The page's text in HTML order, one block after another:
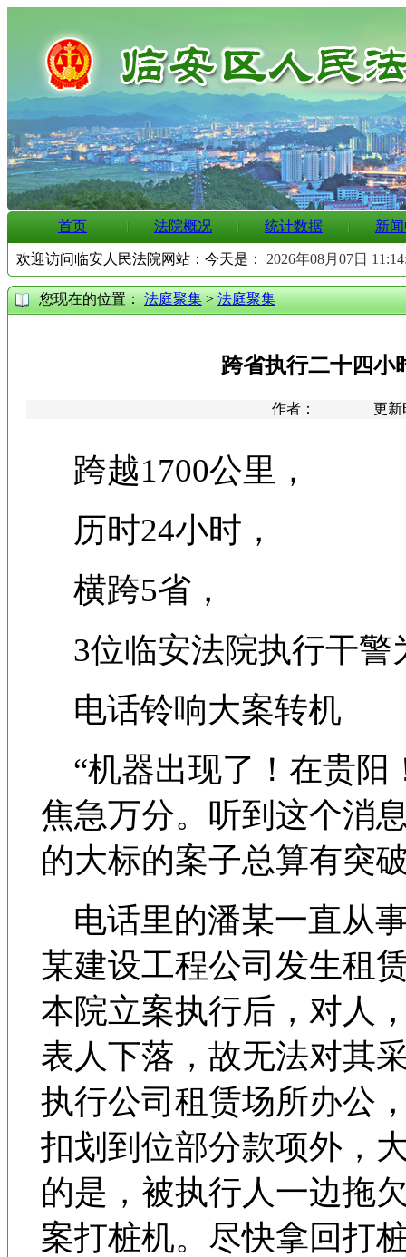
首页 法院概况 统计数据 新
欢迎访问临安人民法院网站：今天是： 2026年08月07日
您现在的位置：法庭聚集>法庭聚集
跨省执行二十四小
作者： 更新时间
跨越1700公里，
历时24小时，
横跨5省，
3位临安法院执行干警
电话铃响大案转机
“机器出现了！在贵阳
焦急万分。听到这个消
的大标的案子总算有突
电话里的潘某一直从
某建设工程公司发生租
本院立案执行后，对人
表人下落，故无法对其
执行公司租赁场所办公
扣划到位部分款项外，
的是，被执行人一边拖
案打桩机。尽快拿回打